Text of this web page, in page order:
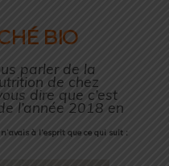
BIO
parler de la
de chez
dire que c’est
l’année 2018 en
à l’esprit que ce qui suit :